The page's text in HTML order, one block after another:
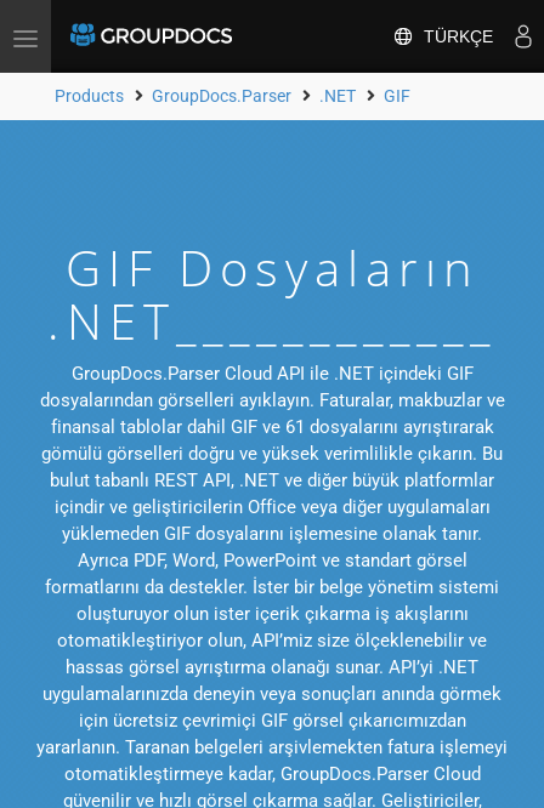
Toggle
TÜRKÇE
Products GroupDocs.Parser .NET GIF
GIF Dosyaların
.NET____________
GroupDocs.Parser Cloud API ile .NET içindeki GIF
dosyalarından görselleri ayıklayın. Faturalar, makbuzlar ve
finansal tablolar dahil GIF ve 61 dosyalarını ayrıştırarak
gömülü görselleri doğru ve yüksek verimlilikle çıkarın. Bu
bulut tabanlı REST API, .NET ve diğer büyük platformlar
içindir ve geliştiricilerin Office veya diğer uygulamaları
yüklemeden GIF dosyalarını işlemesine olanak tanır.
Ayrıca PDF, Word, PowerPoint ve standart görsel
formatlarını da destekler. İster bir belge yönetim sistemi
oluşturuyor olun ister içerik çıkarma iş akışlarını
otomatikleştiriyor olun, API’miz size ölçeklenebilir ve
hassas görsel ayrıştırma olanağı sunar. API’yi .NET
uygulamalarınızda deneyin veya sonuçları anında görmek
için ücretsiz çevrimiçi GIF görsel çıkarıcımızdan
yararlanın. Taranan belgeleri arşivlemekten fatura işlemeyi
otomatikleştirmeye kadar, GroupDocs.Parser Cloud
güvenilir ve hızlı görsel çıkarma sağlar. Geliştiriciler,